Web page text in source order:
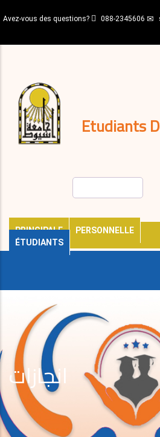
au
principal
Avez-vous des questions? 088-2345606
Etudiants
PRINCIPALE
PERSONNELLE
ÉTUDIANTS
décisions
Expatriés
Journal
انجازات